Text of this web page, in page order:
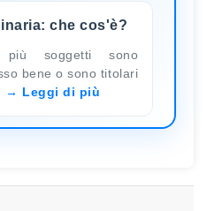
che cos'è?
soggetti sono
bene o sono titolari
Leggi di più